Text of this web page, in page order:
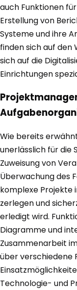
auch Funktionen
Erstellung von
Systeme und ihre
finden sich auf den
sich auf die
Einrichtungen
Wie bereits
unerlässlich für die
Zuweisung von
Überwachung des
komplexe Projekte
zerlegen und
erledigt wird.
Diagramme und
Zusammenarbeit
über verschiedene
Technologie- und